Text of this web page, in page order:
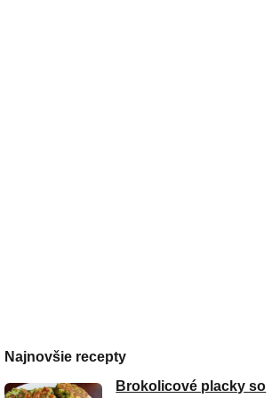
Najnovšie recepty
Brokolicové placky so